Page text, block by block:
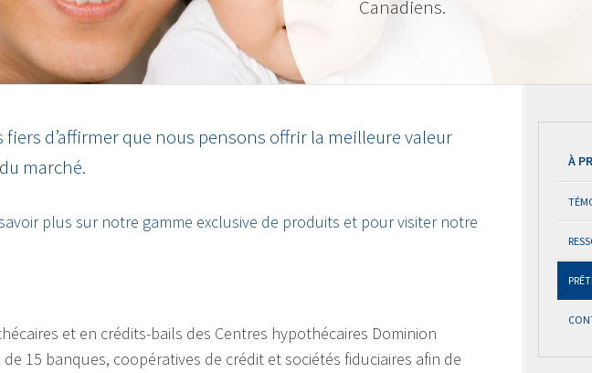
Canadiens.
fiers d’affirmer que nous pensons offrir la meilleure valeur
marché.
plus sur notre gamme exclusive de produits et pour visiter notre
et en crédits-bails des Centres hypothécaires Dominion
15 banques, coopératives de crédit et sociétés fiduciaires afin de
À